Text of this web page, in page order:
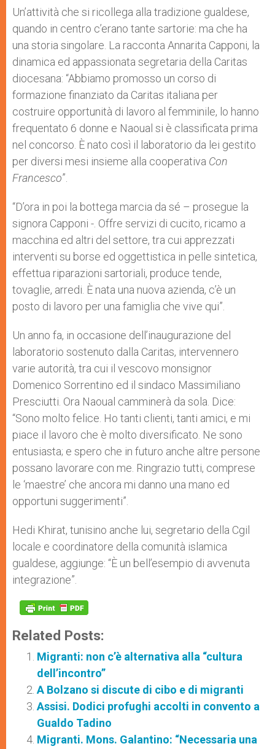
Un’attività che si ricollega alla tradizione gualdese,
quando in centro c’erano tante sartorie: ma che ha
una storia singolare. La racconta Annarita Capponi, la
dinamica ed appassionata segretaria della Caritas
diocesana: “Abbiamo promosso un corso di
formazione finanziato da Caritas italiana per
costruire opportunità di lavoro al femminile, lo hanno
frequentato 6 donne e Naoual si è classificata prima
nel concorso. È nato così il laboratorio da lei gestito
per diversi mesi insieme alla cooperativa Con
Francesco”.
“D’ora in poi la bottega marcia da sé – prosegue la
signora Capponi -. Offre servizi di cucito, ricamo a
macchina ed altri del settore, tra cui apprezzati
interventi su borse ed oggettistica in pelle sintetica,
effettua riparazioni sartoriali, produce tende,
tovaglie, arredi. È nata una nuova azienda, c’è un
posto di lavoro per una famiglia che vive qui”.
Un anno fa, in occasione dell’inaugurazione del
laboratorio sostenuto dalla Caritas, intervennero
varie autorità, tra cui il vescovo monsignor
Domenico Sorrentino ed il sindaco Massimiliano
Presciutti. Ora Naoual camminerà da sola. Dice:
“Sono molto felice. Ho tanti clienti, tanti amici, e mi
piace il lavoro che è molto diversificato. Ne sono
entusiasta; e spero che in futuro anche altre persone
possano lavorare con me. Ringrazio tutti, comprese
le ‘maestre’ che ancora mi danno una mano ed
opportuni suggerimenti”.
Hedi Khirat, tunisino anche lui, segretario della Cgil
locale e coordinatore della comunità islamica
gualdese, aggiunge: “È un bell’esempio di avvenuta
integrazione”.
Related Posts:
Migranti: non c’è alternativa alla “cultura
dell’incontro”
A Bolzano si discute di cibo e di migranti
Assisi. Dodici profughi accolti in convento a
Gualdo Tadino
Migranti. Mons. Galantino: “Necessaria una